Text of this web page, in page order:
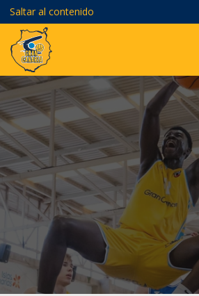
Saltar al contenido